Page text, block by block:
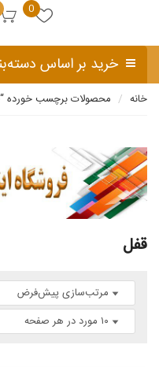
0
خرید بر اساس
خانه محصولات برچسب خورده
قفل